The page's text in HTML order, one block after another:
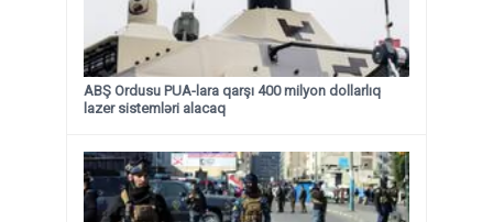
ABŞ Ordusu PUA-lara qarşı 400 milyon dollarlıq
lazer sistemləri alacaq